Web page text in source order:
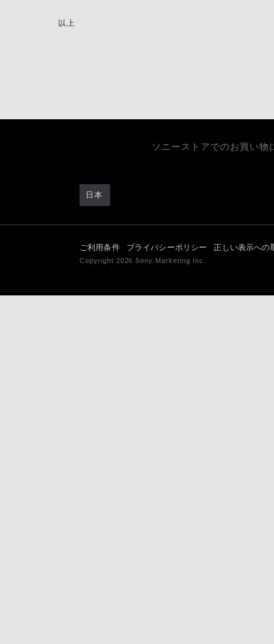
以上
ソニーストアでのお買い物
日本
ご利用条件 プライバシーポリシー 正しい表示への
Copyright 2026 Sony Marketing Inc.